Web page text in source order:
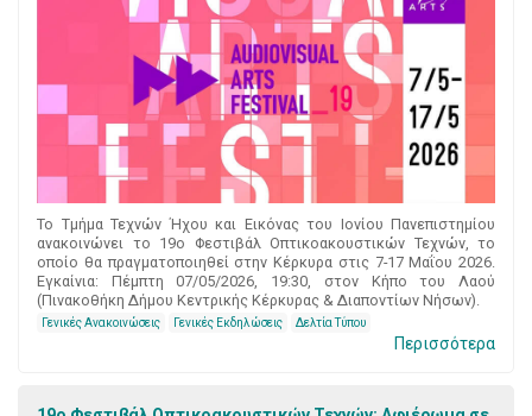
Το Τμήμα Τεχνών Ήχου και Εικόνας του Ιονίου Πανεπιστημίου
ανακοινώνει το 19ο Φεστιβάλ Οπτικοακουστικών Τεχνών, το
οποίο θα πραγματοποιηθεί στην Κέρκυρα στις 7-17 Μαΐου 2026.
Εγκαίνια: Πέμπτη 07/05/2026, 19:30, στον Κήπο του Λαού
(Πινακοθήκη Δήμου Κεντρικής Κέρκυρας & Διαποντίων Νήσων).
Γενικές Ανακοινώσεις Γενικές Εκδηλώσεις Δελτία Τύπου
Περισσότερα